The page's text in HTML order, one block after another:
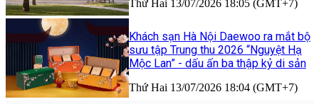
Thứ Hai 13/07/2026 18:05 (GMT+7)
Khách sạn Hà Nội Daewoo ra mắt bộ
sưu tập Trung thu 2026 “Nguyệt Hạ
Mộc Lan” - dấu ấn ba thập kỷ di sản
Thứ Hai 13/07/2026 18:04 (GMT+7)